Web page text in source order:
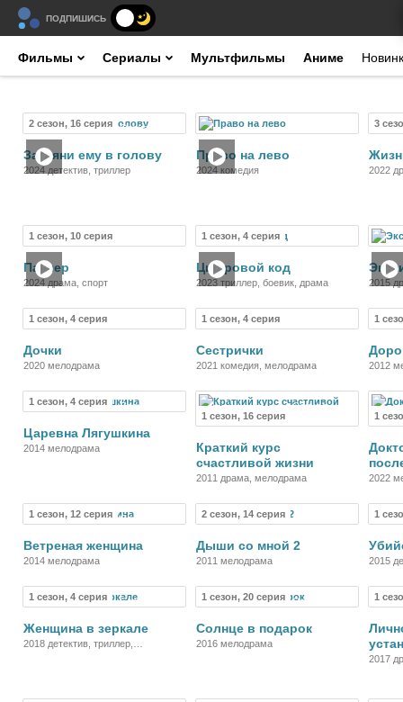
ПОДПИШИСЬ
Фильмы Сериалы Мультфильмы Аниме
2 сезон, 16 серия Сериал
Загляни ему в голову
2024 детектив, триллер
Право на лево
2024 комедия
3
2022
1 сезон, 10 серия
Панчер
2024 драма, спорт
1 сезон, 4 серия
Цифровой код
2023 триллер, боевик, драма 2015
1 сезон, 4 серия
Дочки
2020 мелодрама
1 сезон, 4 серия
Сестрички
2021 комедия, мелодрама
1
2012
1 сезон, 4 серия Сериал
Царевна Лягушкина
2014 мелодрама
1 сезон, 16 серия
Сериал
Краткий курс
счастливой жизни
2011 драма, мелодрама
1
2022
1 сезон, 12 серия Сериал
Ветреная женщина
2014 мелодрама
2 сезон, 14 серия Сериал
Дыши со мной 2
2011 мелодрама
1
2015
1 сезон, 4 серия Сериал
Женщина в зеркале
2018 детектив, триллер,
1 сезон, 20 серия Сериал
Солнце в подарок
2016 мелодрама
1
2017